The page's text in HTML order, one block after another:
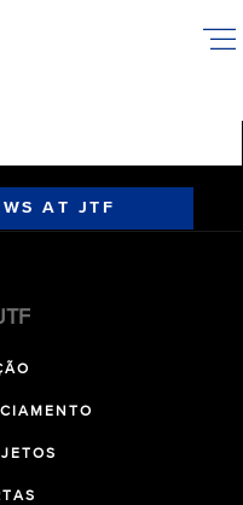
AT JTF